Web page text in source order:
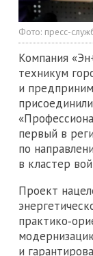
Фото: пресс-
Компания
техникум
и
первый в
по
в кластер
Проект
и